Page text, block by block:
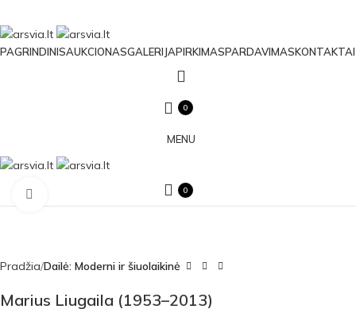
PAGRINDINISAUKCIONASGALERIJAPIRKIMASPARDAVIMASKONTAKTAI
0
MENU
0
Pradžia Dailė: Moderni ir šiuolaikinė
Marius Liugaila (1953–2013)